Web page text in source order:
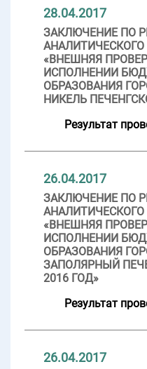
28.04.2017
ЗАКЛЮЧЕНИЕ ПО
«ВНЕШНЯЯ
ИСПОЛНЕНИИ
ОБРАЗОВАНИЯ
НИКЕЛЬ
Результат
26.04.2017
ЗАКЛЮЧЕНИЕ ПО
«ВНЕШНЯЯ
ИСПОЛНЕНИИ
ОБРАЗОВАНИЯ
ЗАПОЛЯРНЫЙ
2016 ГОД»
Результат
26.04.2017